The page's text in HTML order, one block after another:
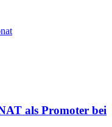
als Promoter bei